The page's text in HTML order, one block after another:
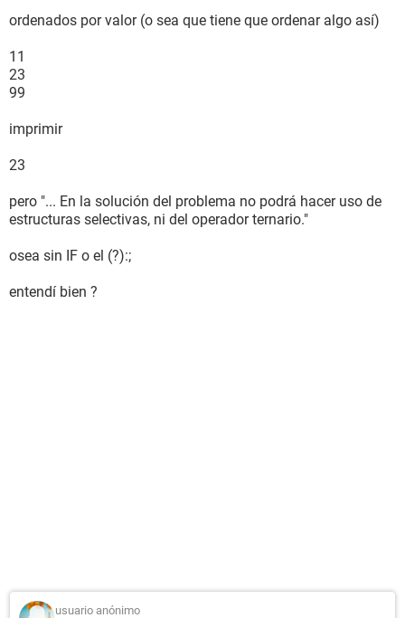
ordenados por valor (o sea que tiene que ordenar algo así)
11
23
99
imprimir
23
pero "... En la solución del problema no podrá hacer uso de
estructuras selectivas, ni del operador ternario."
osea sin IF o el (?):;
entendí bien ?
usuario anónimo